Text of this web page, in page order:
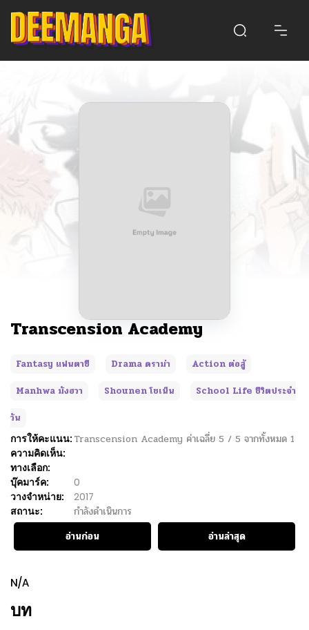
Transcension Academy
Fantasy แฟนตาซี Drama ดราม่า
Action ต่อสู้
Manhwa มังฮวา
Shounen โชเน็น
School Life ชีวิตประจำ
วัน
การให้คะแนน: Transcension Academy ค่าเฉลี่ย 5 / 5 จากทั้งหมด 1
ความคิดเห็น:
ทางเลือก:
บุ๊คมาร์ค:
0
วางจำหน่าย:
2017
สถานะ:
กำลังดำเนินการ
อ่านก่อน
อ่านล่าสุด
N/A
บท